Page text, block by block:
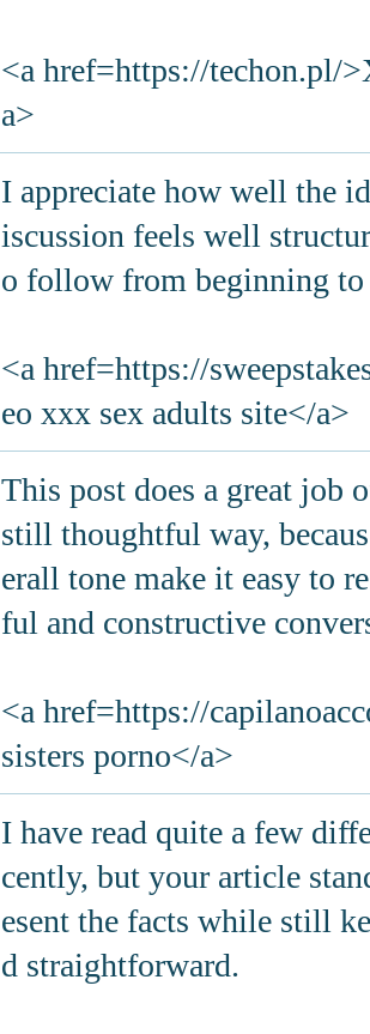
<a href=https://techon.pl/
a>
I appreciate how well the
iscussion feels well
o follow from beginning to
<a href=https://
eo xxx sex adults site</a>
This post does a great job
still thoughtful way,
erall tone make it easy to
ful and constructive
<a href=https://
sisters porno</a>
I have read quite a few
cently, but your article
esent the facts while still
d straightforward.